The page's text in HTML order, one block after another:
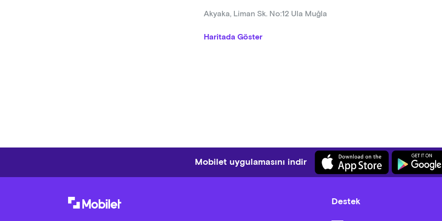
Akyaka, Liman Sk. No:12 Ula Muğla
Haritada Göster
Mobilet uygulamasını indir
Destek